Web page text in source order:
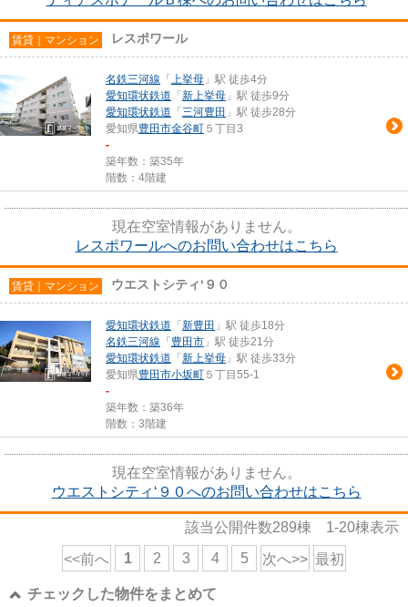
賃貸｜マンション レスポワール
名鉄三河線 「 上挙母 」駅 徒歩4分
愛知環状鉄道 「 新上挙母 」駅 徒歩9分
愛知環状鉄道 「 三河豊田 」駅 徒歩28分
愛知県豊田市金谷町 ５丁目3
-
築年数：築35年
階数：4階建
現在空室情報がありません。
レスポワールへのお問い合わせはこちら
賃貸｜マンション ウエストシティ‘９０
愛知環状鉄道 「 新豊田 」駅 徒歩18分
名鉄三河線 「 豊田市 」駅 徒歩21分
愛知環状鉄道 「 新上挙母 」駅 徒歩33分
愛知県豊田市小坂町 ５丁目55-1
-
築年数：築36年
階数：3階建
現在空室情報がありません。
ウエストシティ‘９０へのお問い合わせはこちら
該当公開件数289棟 1-20棟表示
<<前へ 1 2 3 4 5 次へ>> 最初
チェックした物件をまとめて